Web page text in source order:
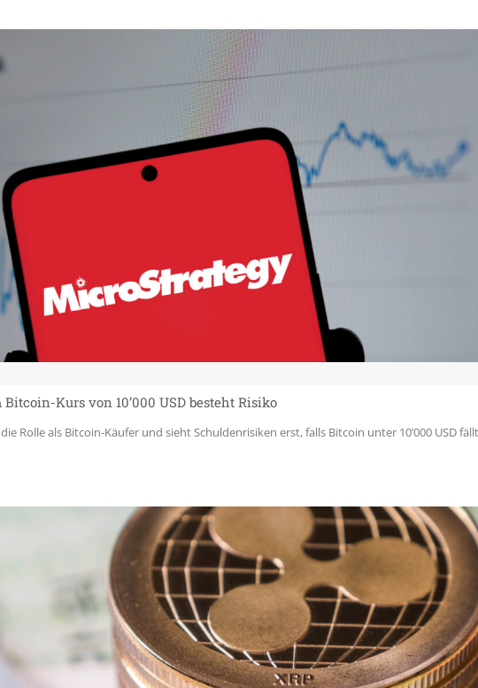
Kurs von 10’000 USD besteht Risiko
Rolle als Bitcoin-Käufer und sieht Schuldenrisiken erst, falls Bitcoin unter 10’000 USD